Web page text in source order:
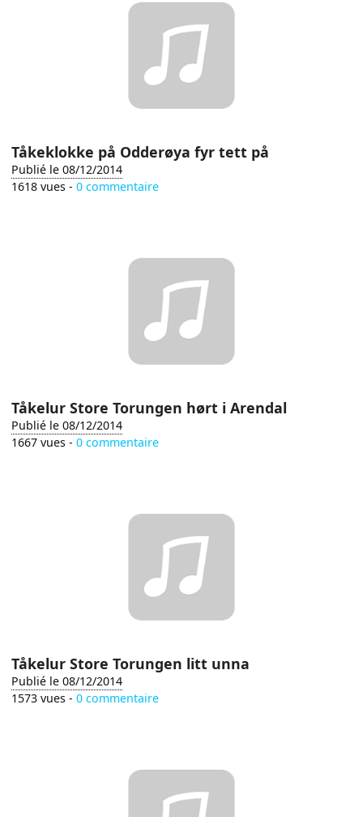
Tåkeklokke på Odderøya fyr tett på
Publié le 08/12/2014
1618 vues -0 commentaire
Tåkelur Store Torungen hørt i Arendal
Publié le 08/12/2014
1667 vues -0 commentaire
Tåkelur Store Torungen litt unna
Publié le 08/12/2014
1573 vues -0 commentaire